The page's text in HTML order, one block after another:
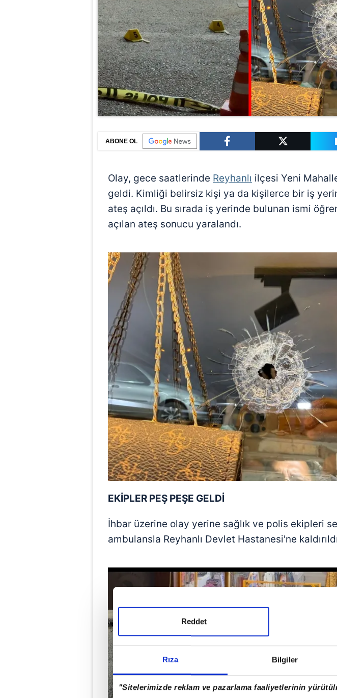
Rıza Bilgiler
"Sitelerimizde reklam ve pazarlama faaliyetlerinin
Reddet
ABONE OL
Olay, gece saatlerinde Reyhanlı ilçesi Yeni
geldi. Kimliği belirsiz kişi ya da kişilerce bir iş
ateş açıldı. Bu sırada iş yerinde bulunan ismi
açılan ateş sonucu yaralandı.
EKİPLER PEŞ PEŞE GELDİ
İhbar üzerine olay yerine sağlık ve polis ekipleri
ambulansla Reyhanlı Devlet Hastanesi'ne